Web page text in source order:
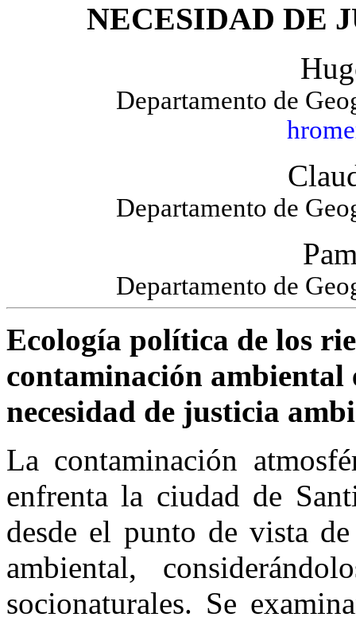
NECESIDAD DE
Departamento de
Departamento de
Departamento de
Ecología política de los
contaminación ambiental
necesidad de justicia
La contaminación
enfrenta la ciudad de
desde el punto de vista
ambiental,
socionaturales. Se